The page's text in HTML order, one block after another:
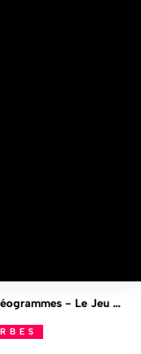
Voyons Voir - Enigmes Quotidiennes et Stéréogrammes - Le Jeu des 1%